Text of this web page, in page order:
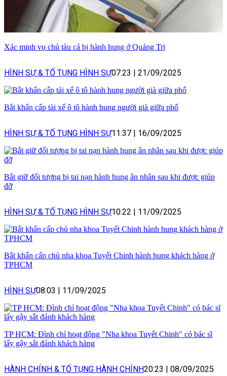
Xác minh vụ chủ tàu cá bị hành hung ở Quảng Trị
HÌNH SỰ & TỐ TỤNG HÌNH SỰ07:23 | 21/09/2025
Bắt khẩn cấp tài xế ô tô hành hung người già giữa phố
HÌNH SỰ & TỐ TỤNG HÌNH SỰ11:37 | 16/09/2025
Bắt giữ đối tượng bị tai nạn hành hung ân nhân sau khi được giúp
đỡ
HÌNH SỰ & TỐ TỤNG HÌNH SỰ10:22 | 11/09/2025
Bắt khẩn cấp chủ nha khoa Tuyết Chinh hành hung khách hàng ở
TPHCM
HÌNH SỰ08:03 | 11/09/2025
TP HCM: Đình chỉ hoạt động "Nha khoa Tuyết Chinh" có bác sĩ
lấy gậy sắt đánh khách hàng
HÀNH CHÍNH & TỐ TỤNG HÀNH CHÍNH20:23 | 08/09/2025